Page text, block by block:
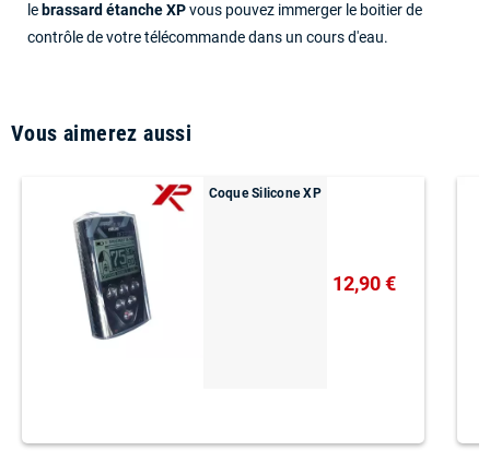
le brassard étanche XPvous pouvez immerger le boitier de
contrôle de votre télécommande dans un cours d'eau.
Vous aimerez aussi
Coque Silicone XP
12,90 €